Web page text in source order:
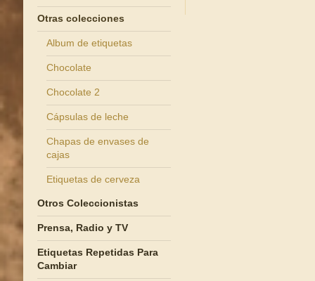
Otras colecciones
Album de etiquetas
Chocolate
Chocolate 2
Cápsulas de leche
Chapas de envases de
cajas
Etiquetas de cerveza
Otros Coleccionistas
Prensa, Radio y TV
Etiquetas Repetidas Para
Cambiar